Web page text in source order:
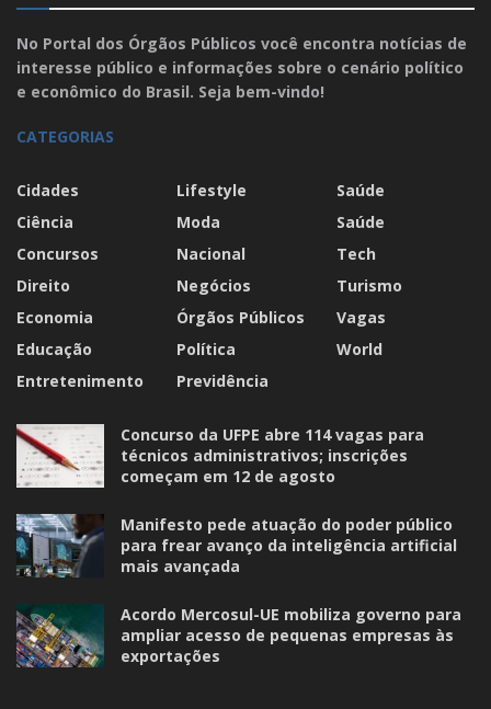
No Portal dos Órgãos Públicos você encontra notícias de
interesse público e informações sobre o cenário político
e econômico do Brasil. Seja bem-vindo!
CATEGORIAS
Cidades
Ciência
Concursos
Direito
Economia
Educação
Entretenimento
Lifestyle
Moda
Nacional
Negócios
Órgãos Públicos
Política
Previdência
Saúde
Saúde
Tech
Turismo
Vagas
World
Concurso da UFPE abre 114 vagas para
técnicos administrativos; inscrições
começam em 12 de agosto
Manifesto pede atuação do poder público
para frear avanço da inteligência artificial
mais avançada
Acordo Mercosul-UE mobiliza governo para
ampliar acesso de pequenas empresas às
exportações